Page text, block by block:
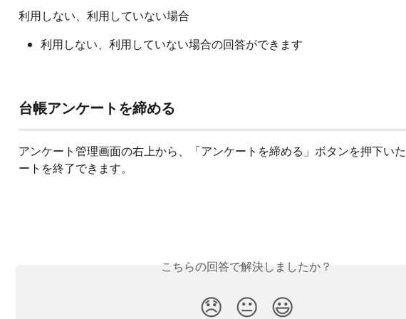
利用しない、利用していない場合
利用しない、利用していない場合の回答ができます
台帳アンケートを締める
アンケート管理画面の右上から、「アンケートを締める」ボタンを押下い
ートを終了できます。
こちらの回答で解決しましたか？
😞 😐 😃